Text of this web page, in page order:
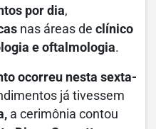
por dia,
nas áreas de clínico
e oftalmologia.
ocorreu nesta sexta-
já tivessem
a cerimônia contou